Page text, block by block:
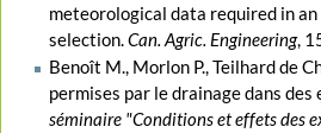
meteorological data required in
selection.Can. Agric. Engineering,
Benoît M., Morlon P., Teilhard de
permises par le drainage dans
séminaire "Conditions et effets des